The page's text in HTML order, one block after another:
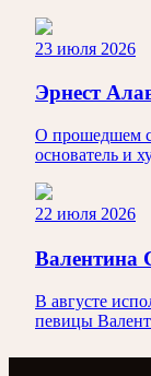
23 июля 2026
Эрнест
О прошедшем
основатель и
22 июля 2026
Валентина
В августе
певицы